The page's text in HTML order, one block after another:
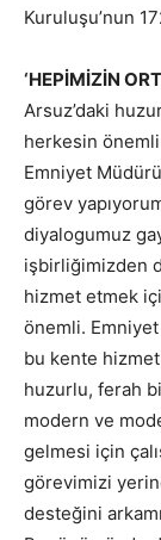
Kuruluşu’nun
‘HEPİMİZİN
Arsuz’daki
herkesin
Emniyet Müdürü
görev
diyalogumuz
işbirliğimizden
hizmet etmek
önemli.
bu kente
huzurlu, ferah
modern ve
gelmesi için
görevimizi
desteğini